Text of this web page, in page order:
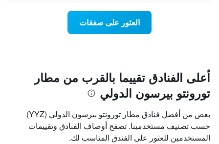
محور
الذي
عدد
الأيام
قبل
العثور على صفقات
أعلى الفنادق تقييما بالقرب من مطار
تورونتو بيرسون الدولي
بعض من أفضل فنادق مطار تورونتو بيرسون الدولي (YYZ)
حسب تصنيف مستخدمينا. تصفح أوصاف الفنادق وتقييمات
المستخدمين للعثور على الفندق المناسب لك.